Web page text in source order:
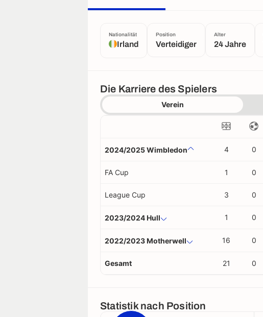
Nationalität
Irland
Position
Verteidiger
Alter
24 Jahre
Die Karriere des Spielers
Verein
2024/2025 Wimbledon 4 0
FA Cup 1 0
League Cup 3 0
2023/2024 Hull 1 0
2022/2023 Motherwell 16 0
Gesamt 21 0
Statistik nach Position